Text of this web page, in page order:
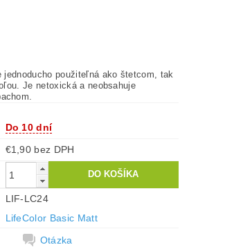
jednoducho použiteľná ako štetcom, tak
Je netoxická a neobsahuje
Do 10 dní
€1,90 bez DPH
LIF-LC24
LifeColor Basic Matt
Otázka